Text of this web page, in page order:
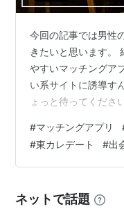
今回の記事では男性
きたいと思います。
やすいマッチングア
い系サイトに誘導す
ょっと待ってくださ
数、１２個。 婚活系
いろいろと。 全て実
が６か月コースのプ
もうアプリを消しま
#マッチングアプリ
#東カレデート #出
ネットで話題